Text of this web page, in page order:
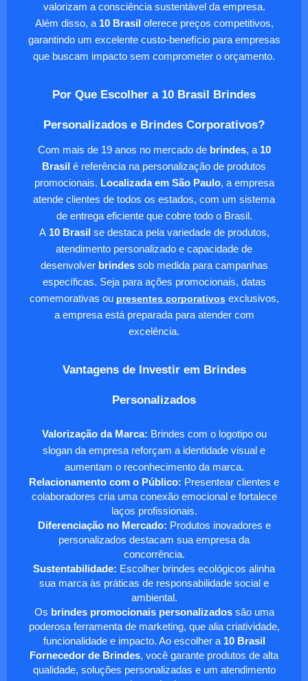
valorizam a consciência sustentável da empresa.
Além disso, a 10 Brasiloferece preços competitivos,
garantindo um excelente custo-benefício para empresas
que buscam impacto sem comprometer o orçamento.
Por Que Escolher a 10 Brasil Brindes
Personalizados e Brindes Corporativos?
Com mais de 19 anos no mercado de brindes, a 10
Brasil é referência na personalização de produtos
promocionais. Localizada em São Paulo, a empresa
atende clientes de todos os estados, com um sistema
de entrega eficiente que cobre todo o Brasil.
A10 Brasilse destaca pela variedade de produtos,
atendimento personalizado e capacidade de
desenvolver brindessob medida para campanhas
específicas. Seja para ações promocionais, datas
comemorativas ou presentes corporativosexclusivos,
a empresa está preparada para atender com
excelência.
Vantagens de Investir em Brindes
Personalizados
Valorização da Marca: Brindes com o logotipo ou
slogan da empresa reforçam a identidade visual e
aumentam o reconhecimento da marca.
Relacionamento com o Público: Presentear clientes e
colaboradores cria uma conexão emocional e fortalece
laços profissionais.
Diferenciação no Mercado: Produtos inovadores e
personalizados destacam sua empresa da
concorrência.
Sustentabilidade: Escolher brindes ecológicos alinha
sua marca às práticas de responsabilidade social e
ambiental.
Os brindes promocionais personalizadossão uma
poderosa ferramenta de marketing, que alia criatividade,
funcionalidade e impacto. Ao escolher a 10 Brasil
Fornecedor de Brindes, você garante produtos de alta
qualidade, soluções personalizadas e um atendimento